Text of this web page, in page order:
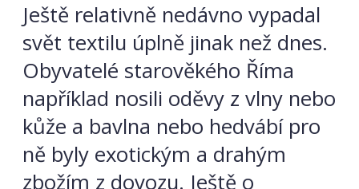
Ještě relativně nedávno vypadal
svět textilu úplně jinak než dnes.
Obyvatelé starověkého Říma
například nosili oděvy z vlny nebo
kůže a bavlna nebo hedvábí pro
ně byly exotickým a drahým
zbožím z dovozu. Ještě o